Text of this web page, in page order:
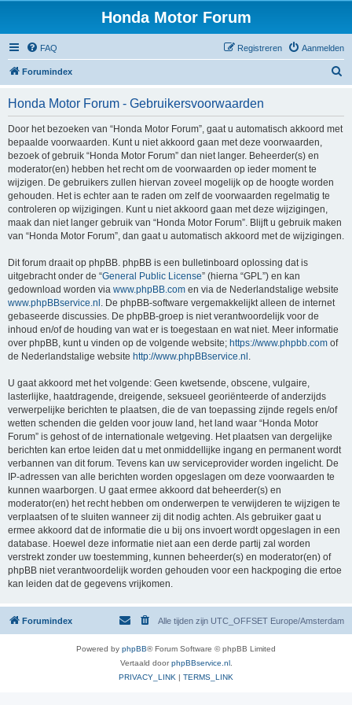
Honda Motor Forum
FAQ Aanmelden
Registreren
Forumindex
Honda Motor Forum - Gebruikersvoorwaarden
Door het bezoeken van “Honda Motor Forum”, gaat u automatisch akkoord met
bepaalde voorwaarden. Kunt u niet akkoord gaan met deze voorwaarden,
bezoek of gebruik “Honda Motor Forum” dan niet langer. Beheerder(s) en
moderator(en) hebben het recht om de voorwaarden op ieder moment te
wijzigen. De gebruikers zullen hiervan zoveel mogelijk op de hoogte worden
gehouden. Het is echter aan te raden om zelf de voorwaarden regelmatig te
controleren op wijzigingen. Kunt u niet akkoord gaan met deze wijzigingen,
maak dan niet langer gebruik van “Honda Motor Forum”. Blijft u gebruik maken
van “Honda Motor Forum”, dan gaat u automatisch akkoord met de wijzigingen.
Dit forum draait op phpBB. phpBB is een bulletinboard oplossing dat is
uitgebracht onder de “General Public License” (hierna “GPL”) en kan
gedownload worden via www.phpBB.com en via de Nederlandstalige website
www.phpBBservice.nl . De phpBB-software vergemakkelijkt alleen de internet
gebaseerde discussies. De phpBB-groep is niet verantwoordelijk voor de
inhoud en/of de houding van wat er is toegestaan en wat niet. Meer informatie
over phpBB, kunt u vinden op de volgende website; https://www.phpbb.com of
de Nederlandstalige website http://www.phpBBservice.nl .
U gaat akkoord met het volgende: Geen kwetsende, obscene, vulgaire,
lasterlijke, haatdragende, dreigende, seksueel georiënteerde of anderzijds
verwerpelijke berichten te plaatsen, die de van toepassing zijnde regels en/of
wetten schenden die gelden voor jouw land, het land waar “Honda Motor
Forum” is gehost of de internationale wetgeving. Het plaatsen van dergelijke
berichten kan ertoe leiden dat u met onmiddellijke ingang en permanent wordt
verbannen van dit forum. Tevens kan uw serviceprovider worden ingelicht. De
IP-adressen van alle berichten worden opgeslagen om deze voorwaarden te
kunnen waarborgen. U gaat ermee akkoord dat beheerder(s) en
moderator(en) het recht hebben om onderwerpen te verwijderen te wijzigen te
verplaatsen of te sluiten wanneer zij dit nodig achten. Als gebruiker gaat u
ermee akkoord dat de informatie die u bij ons invoert wordt opgeslagen in een
database. Hoewel deze informatie niet aan een derde partij zal worden
verstrekt zonder uw toestemming, kunnen beheerder(s) en moderator(en) of
phpBB niet verantwoordelijk worden gehouden voor een hackpoging die ertoe
kan leiden dat de gegevens vrijkomen.
Forumindex Alle tijden zijn UTC_OFFSET Europe/Amsterdam
Powered by phpBB® Forum Software © phpBB Limited
Vertaald doorphpBBservice.nl.
PRIVACY_LINK | TERMS_LINK